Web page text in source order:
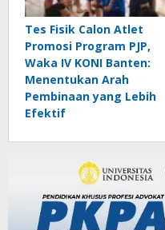
Tes Fisik Calon Atlet
Promosi Program PJP,
Waka IV KONI Banten:
Menentukan Arah
Pembinaan yang Lebih
Efektif